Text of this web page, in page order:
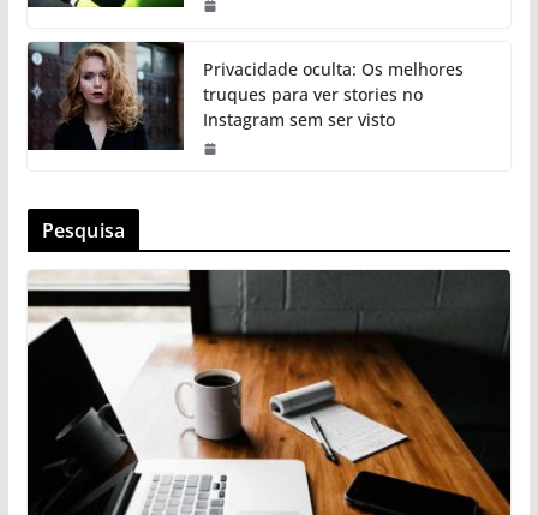
Privacidade oculta: Os melhores
truques para ver stories no
Instagram sem ser visto
Pesquisa